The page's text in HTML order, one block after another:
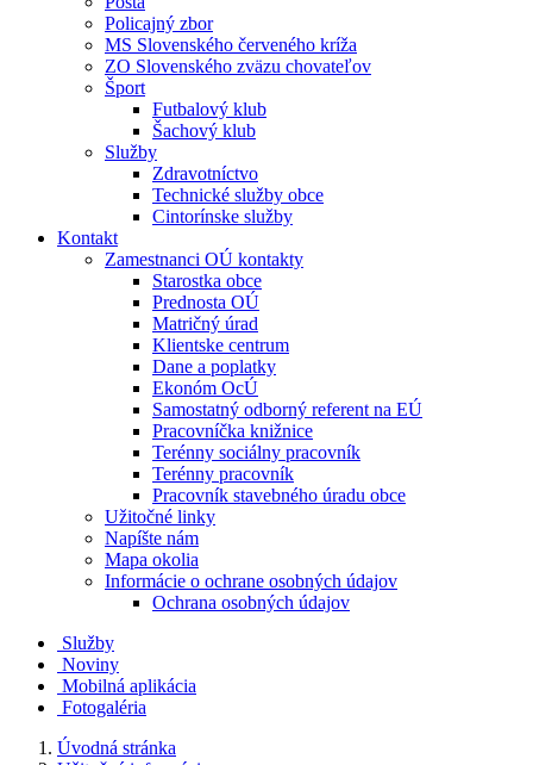
Policajný zbor
MS Slovenského červeného kríža
ZO Slovenského zväzu chovateľov
Šport
Futbalový klub
Šachový klub
Služby
Zdravotníctvo
Technické služby obce
Cintorínske služby
Kontakt
Zamestnanci OÚ kontakty
Starostka obce
Prednosta OÚ
Matričný úrad
Klientske centrum
Dane a poplatky
Ekonóm OcÚ
Samostatný odborný referent na EÚ
Pracovníčka knižnice
Terénny sociálny pracovník
Terénny pracovník
Pracovník stavebného úradu obce
Užitočné linky
Napíšte nám
Mapa okolia
Informácie o ochrane osobných údajov
Ochrana osobných údajov
Služby
Noviny
Mobilná aplikácia
Fotogaléria
Úvodná stránka